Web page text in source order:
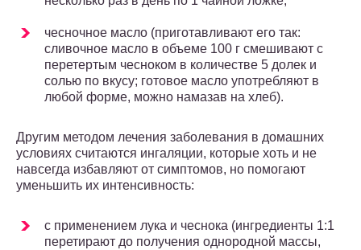
чесночное масло (приготавливают его так:
сливочное масло в объеме 100 г смешивают с
перетертым чесноком в количестве 5 долек и
солью по вкусу; готовое масло употребляют в
любой форме, можно намазав на хлеб).
Другим методом лечения заболевания в домашних
условиях считаются ингаляции, которые хоть и не
навсегда избавляют от симптомов, но помогают
уменьшить их интенсивность:
с применением лука и чеснока (ингредиенты 1:1
перетирают до получения однородной массы,